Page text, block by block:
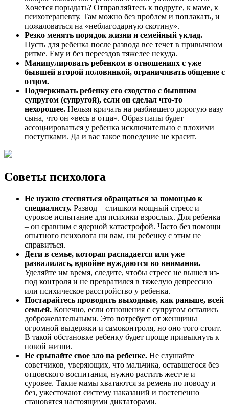
Хочется порыдать? Отправляйтесь к подруге, к маме, к
психотерапевту. Там можно без проблем и поплакать, и
пожаловаться на «неблагодарную скотину».
Резко менять порядок жизни и семейный уклад.
Пусть для ребенка после развода все течет в привычном
ритме. Ему и без переездов тяжелее некуда.
Манипулировать ребенком в отношениях с уже
бывшей второй половинкой, ограничивать общение с
отцом.
Подчеркивать ребенку его сходство с бывшим
супругом (супругой), если он сделал что-то
нехорошее. Нельзя кричать на разбившего дорогую вазу
сына, что он «весь в отца». Образ папы будет
ассоциироваться у ребенка исключительно с плохими
поступками. Да и вас такое поведение не красит.
Советы психолога
Не нужно стесняться обращаться за помощью к
специалисту. Развод – слишком мощный стресс и
суровое испытание для психики взрослых. Для ребенка
– он сравним с ядерной катастрофой. Часто без помощи
опытного психолога ни вам, ни ребенку с этим не
справиться.
Дети в семье, которая распадается или уже
развалилась, вдвойне нуждаются во внимании.
Уделяйте им время, следите, чтобы стресс не вышел из-
под контроля и не превратился в тяжелую депрессию
или психическое расстройство у ребенка.
Постарайтесь проводить выходные, как раньше, всей
семьей. Конечно, если отношения с супругом остались
доброжелательными. Это потребует от женщины
огромной выдержки и самоконтроля, но оно того стоит.
В такой обстановке ребенку будет проще привыкнуть к
новой жизни.
Не срывайте свое зло на ребенке. Не слушайте
советчиков, уверяющих, что мальчика, оставшегося без
отцовского воспитания, нужно растить жестче и
суровее. Такие мамы хватаются за ремень по поводу и
без, ужесточают систему наказаний и постепенно
становятся настоящими диктаторами.